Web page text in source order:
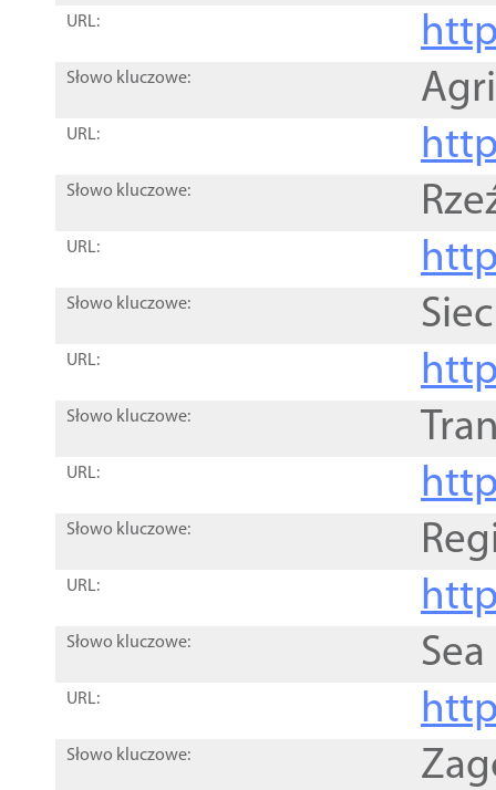
URL:
Słowo kluczowe:
URL:
Słowo kluczowe:
URL:
Słowo kluczowe:
URL:
Słowo kluczowe:
URL:
Słowo kluczowe:
URL:
Słowo kluczowe:
URL:
Słowo kluczowe: